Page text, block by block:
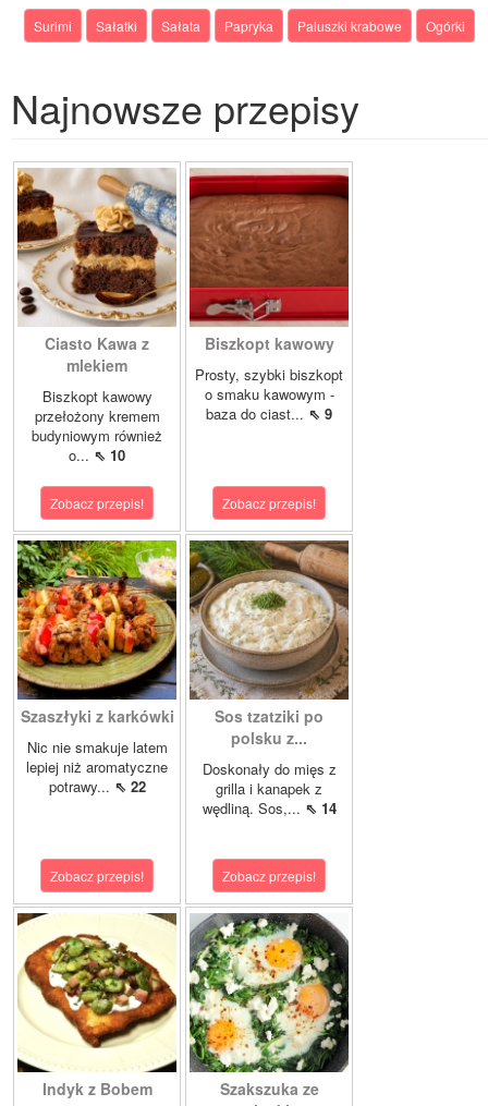
Surimi Sałatki Sałata Papryka Paluszki krabowe Ogórki
Najnowsze przepisy
Ciasto Kawa z
mlekiem
Biszkopt kawowy
przełożony kremem
budyniowym również
o... ⇖ 10
Zobacz przepis!
Biszkopt kawowy
Prosty, szybki biszkopt
o smaku kawowym -
baza do ciast... ⇖ 9
Zobacz przepis!
Szaszłyki z karkówki
Nic nie smakuje latem
lepiej niż aromatyczne
potrawy... ⇖ 22
Zobacz przepis!
Sos tzatziki po
polsku z...
Doskonały do mięs z
grilla i kanapek z
wędliną. Sos,... ⇖ 14
Zobacz przepis!
Indyk z Bobem
Szakszuka ze